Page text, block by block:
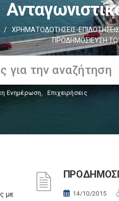
/ ΧΡΗΜΑΤΟΔΟΤΗΣΕΙΣ-ΕΠΙΔΟΤΗΣΕΙΣ
ΠΡΟΔΗΜΟΣΙΕΥΣΗ
Ενημέρωση, Επιχειρήσεις
με
14/10/2015